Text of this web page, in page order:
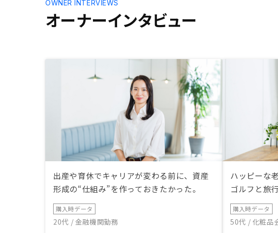
オーナーインタビュー
OWNER INTERVIEWS
出産や育休でキャリアが変わる前に、資産
形成の“仕組み”を作っておきたかった。
購入時データ
20代 / 金融機関勤務
ハッピーな
ゴルフと旅
購入時データ
50代 / 化粧品